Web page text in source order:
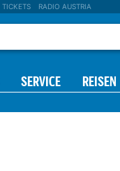
TICKETS RADIO AUSTRIA
SERVICE REISEN